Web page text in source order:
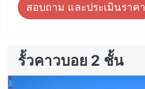
สอบถาม และประเมินราคา
รั้วคาวบอย 2 ชั้น